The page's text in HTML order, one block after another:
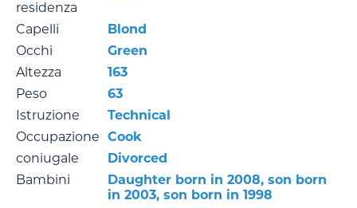
residenza
Capelli
Blond
Occhi
Green
Altezza
163
Peso
63
Istruzione
Technical
Occupazione Cook
coniugale
Divorced
Bambini
Daughter born in 2008, son born
in 2003, son born in 1998